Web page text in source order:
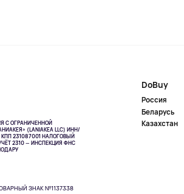
С ОГРАНИЧЕННОЙ
(LANIAKEA LLC) ИНН/
231087001НАЛОГОВЫЙ
2310 — ИНСПЕКЦИЯ ФНС
ЗНАК №1137338
DoBuy
Россия
Беларусь
Казахстан